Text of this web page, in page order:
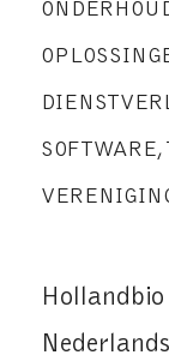
SOFTWARE,